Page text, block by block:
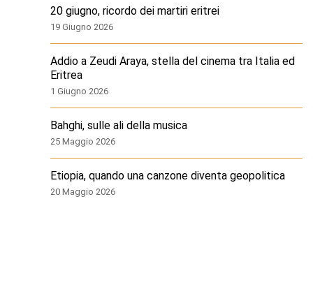
20 giugno, ricordo dei martiri eritrei
19 Giugno 2026
Addio a Zeudi Araya, stella del cinema tra Italia ed
Eritrea
1 Giugno 2026
Bahghi, sulle ali della musica
25 Maggio 2026
Etiopia, quando una canzone diventa geopolitica
20 Maggio 2026